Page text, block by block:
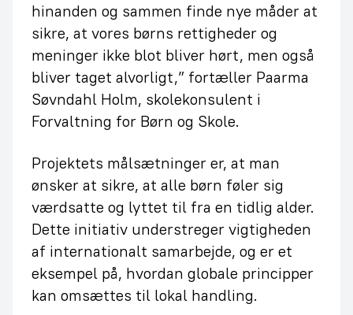
hinanden og sammen finde nye måder at
sikre, at vores børns rettigheder og
meninger ikke blot bliver hørt, men også
bliver taget alvorligt,” fortæller Paarma
Søvndahl Holm, skolekonsulent i
Forvaltning for Børn og Skole.
Projektets målsætninger er, at man
ønsker at sikre, at alle børn føler sig
værdsatte og lyttet til fra en tidlig alder.
Dette initiativ understreger vigtigheden
af internationalt samarbejde, og er et
eksempel på, hvordan globale principper
kan omsættes til lokal handling.